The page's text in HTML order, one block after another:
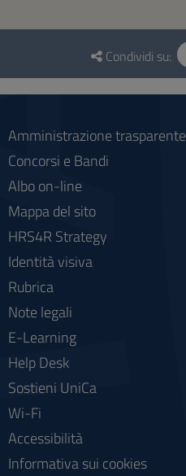
Questionario
social
Condividi su:
Amministrazione trasparente
Concorsi e Bandi
Albo on-line
Mappa del sito
HRS4R Strategy
Identità visiva
Rubrica
Note legali
E-Learning
Help Desk
Sostieni UniCa
Wi-Fi
Accessibilità
Informativa sui cookies